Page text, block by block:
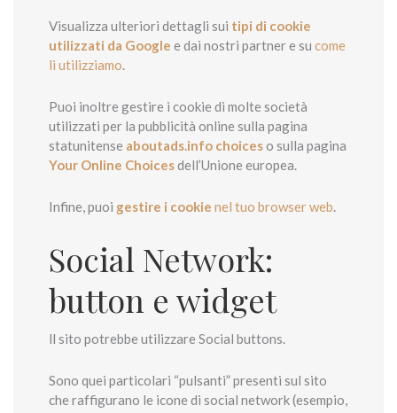
Visualizza ulteriori dettagli sui tipi di cookie
utilizzati da Google e dai nostri partner e su come
li utilizziamo.
Puoi inoltre gestire i cookie di molte società
utilizzati per la pubblicità online sulla pagina
statunitense aboutads.info choiceso sulla pagina
Your Online Choicesdell’Unione europea.
Infine, puoi gestire i cookie nel tuo browser web.
Social Network:
button e widget
ll sito potrebbe utilizzare Social buttons.
Sono quei particolari “pulsanti” presenti sul sito
che raffigurano le icone di social network (esempio,